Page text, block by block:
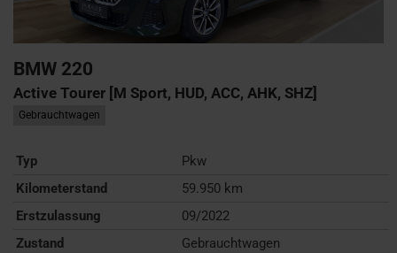
BMW 220
Active Tourer [M Sport, HUD, ACC, AHK, SHZ]
Gebrauchtwagen
Typ
Pkw
Kilometerstand
59.950 km
Erstzulassung
09/2022
Zustand
Gebrauchtwagen